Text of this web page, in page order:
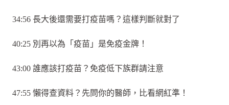
34:56 長大後還需要打疫苗嗎？這樣判斷就對了
40:25 別再以為「疫苗」是免疫金牌！
43:00 誰應該打疫苗？免疫低下族群請注意
47:55 懶得查資料？先問你的醫師，比看網紅準！